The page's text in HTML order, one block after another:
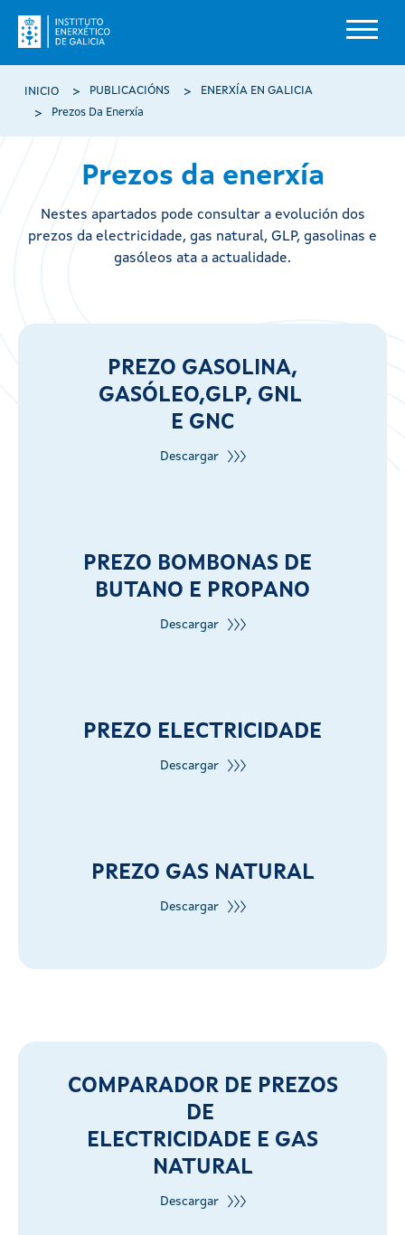
Miga de pan
INICIO PUBLICACIÓNS
ENERXÍA EN GALICIA
Prezos Da Enerxía
Prezos da enerxía
Nestes apartados pode consultar a evolución dos
prezos da electricidade, gas natural, GLP, gasolinas e
gasóleos ata a actualidade.
PREZO GASOLINA,
GASÓLEO,GLP, GNL
E GNC
Descargar
PREZO BOMBONAS DE
BUTANO E PROPANO
Descargar
PREZO ELECTRICIDADE
Descargar
PREZO GAS NATURAL
Descargar
COMPARADOR DE PREZOS
DE
ELECTRICIDADE E GAS
NATURAL
Descargar